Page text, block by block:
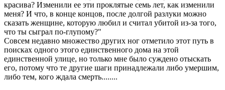
красива? Изменили ее эти проклятые семь лет, как изменили
меня? И что, в конце концов, после долгой разлуки можно
сказать женщине, которую любил и считал убитой из-за того,
что ты сыграл по-глупому?"
Совсем недавно множество других ног отметило этот путь в
поисках одного этого единственного дома на этой
единственной улице, но только мне было суждено отыскать
его, потому что те другие шаги принадлежали либо умершим,
либо тем, кого ждала смерть........